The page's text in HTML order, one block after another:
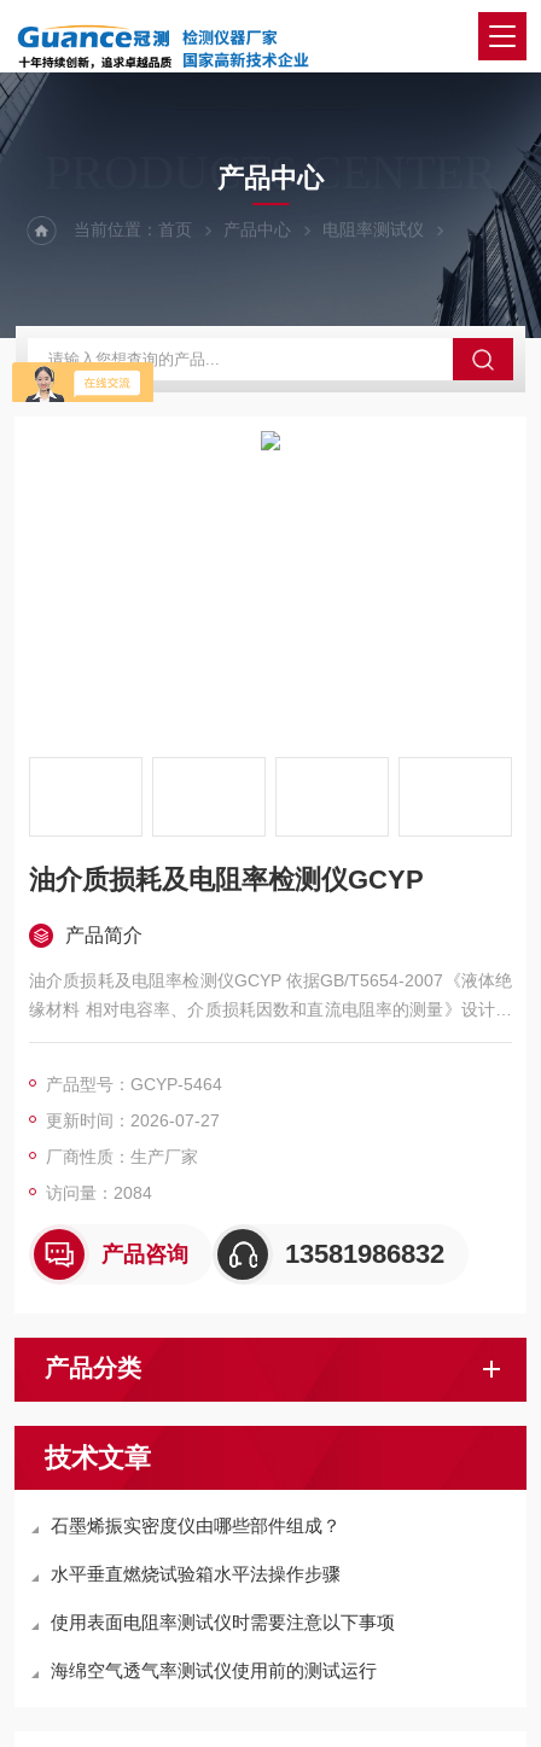
PRODUCTS CENTER
产品中心
当前位置：首页 产品中心 电阻率测试仪 油介质损
油介质损耗及电阻率检测仪GCYP
产品简介
油介质损耗及电阻率检测仪GCYP 依据GB/T5654-2007《液体绝
缘材料 相对电容率、介质损耗因数和直流电阻率的测量》设计制
造。用于绝缘油等液体绝缘介质的介质损耗因数和直流电阻率的
产品型号：GCYP-5464
更新时间：2026-07-27
厂商性质：生产厂家
访问量：2084
产品咨询 13581986832
产品分类
技术文章
石墨烯振实密度仪由哪些部件组成？
水平垂直燃烧试验箱水平法操作步骤
使用表面电阻率测试仪时需要注意以下事项
海绵空气透气率测试仪使用前的测试运行